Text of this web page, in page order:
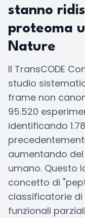
stanno
proteoma
Nature
Il TransCODE
studio
frame non
95.520
identificando
aumentando
umano. Questo
concetto di
classificatorie
funzionali